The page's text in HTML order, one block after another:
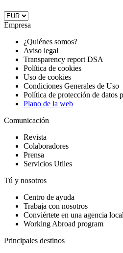
Empresa
¿Quiénes somos?
Aviso legal
Transparency report DSA
Política de cookies
Uso de cookies
Condiciones Generales de Uso
Política de protección de datos
Plano de la web
Comunicación
Revista
Colaboradores
Prensa
Servicios Utiles
Tú y nosotros
Centro de ayuda
Trabaja con nosotros
Conviértete en una agencia
Working Abroad program
Principales destinos